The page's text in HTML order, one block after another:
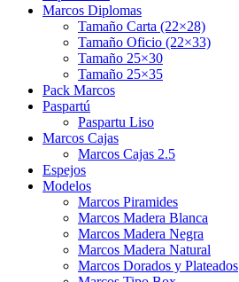
Marcos Diplomas
Tamaño Carta (22×28)
Tamaño Oficio (22×33)
Tamaño 25×30
Tamaño 25×35
Pack Marcos
Paspartú
Paspartu Liso
Marcos Cajas
Marcos Cajas 2.5
Espejos
Modelos
Marcos Piramides
Marcos Madera Blanca
Marcos Madera Negra
Marcos Madera Natural
Marcos Dorados y Plateados